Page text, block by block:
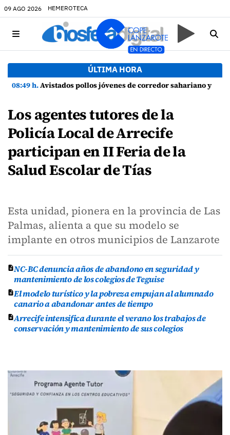
09 AGO 2026 HEMEROTECA
ÚLTIMA HORA
08:49 h.Avistados pollos jóvenes de corredor sahariano y episodios de cortejo de hubara cerca del rally de Lanzarote
Los agentes tutores de la
Policía Local de Arrecife
participan en II Feria de la
Salud Escolar de Tías
Esta unidad, pionera en la provincia de Las
Palmas, alienta a que su modelo se
implante en otros municipios de Lanzarote
NC-BC denuncia años de abandono en seguridad y
mantenimiento de los colegios de Teguise
El modelo turístico y la pobreza empujan al alumnado
canario a abandonar antes de tiempo
Arrecife intensifica durante el verano los trabajos de
conservación y mantenimiento de sus colegios